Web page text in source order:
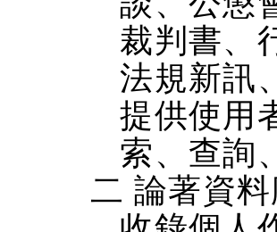
裁判書、
法規新訊
提供使用
索、查詢
二 論著資料